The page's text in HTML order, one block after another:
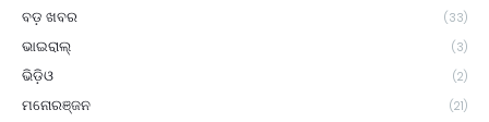
ବଡ଼ ଖବର (33)
ଭାଇରାଲ୍ (3)
ଭିଡ଼ିଓ (2)
ମନୋରଞ୍ଜନ (21)